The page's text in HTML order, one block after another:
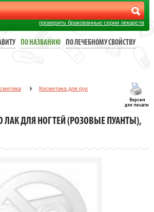
проверить бракованные серии лекарств
ПО НАЗВАНИЮ
ПО ЛЕЧЕБНОМУ СВОЙСТВУ
Косметика для рук
ногтей (Розовые пуанты), 10 мл
ЛАК ДЛЯ НОГТЕЙ (РОЗОВЫЕ ПУАНТЫ),